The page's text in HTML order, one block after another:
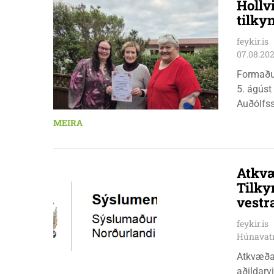
feykir.is
5.
MEIRA
feykir.is
aðildarviðræður